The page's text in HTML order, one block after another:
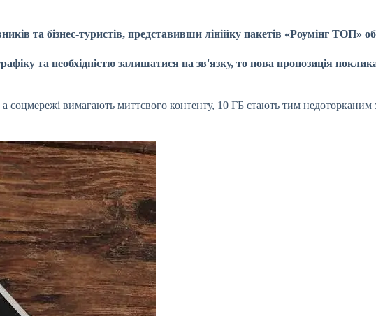
та бізнес-туристів, представивши лінійку пакетів «Роумінг ТОП»
та необхідністю залишатися на зв'язку, то нова пропозиція
соцмережі вимагають миттєвого контенту, 10 ГБ стають тим